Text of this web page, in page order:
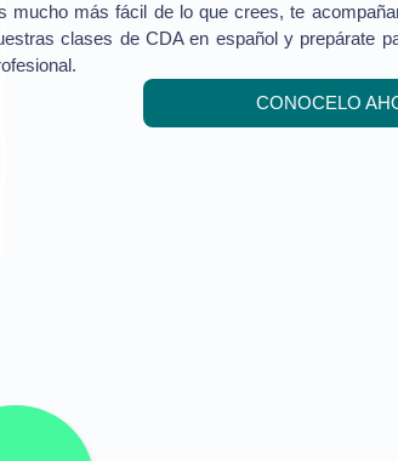
mucho más fácil de lo que crees, te
clases de CDA en español y prepárate
CONOCELO